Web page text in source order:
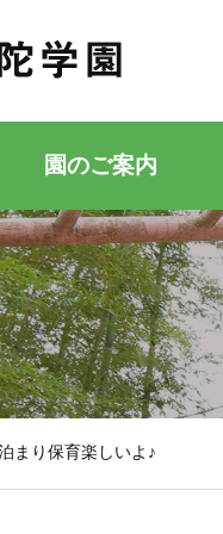
園のご案内
若竹幼稚園
若竹こどもの森
まり保育楽しいよ♪